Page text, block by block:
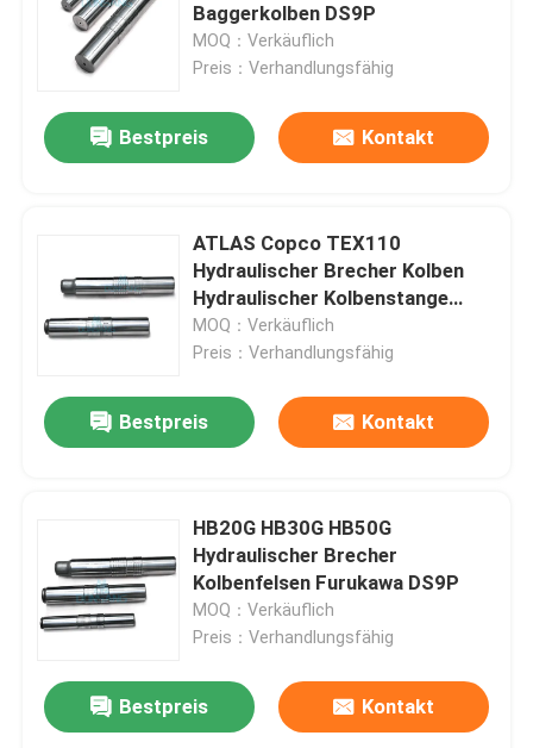
Baggerkolben DS9P
MOQ：Verkäuflich
Preis：Verhandlungsfähig
Bestpreis Kontakt
ATLAS Copco TEX110
Hydraulischer Brecher Kolben
Hydraulischer Kolbenstange
DS9P
MOQ：Verkäuflich
Preis：Verhandlungsfähig
Bestpreis Kontakt
HB20G HB30G HB50G
Hydraulischer Brecher
Kolbenfelsen Furukawa DS9P
MOQ：Verkäuflich
Preis：Verhandlungsfähig
Bestpreis Kontakt